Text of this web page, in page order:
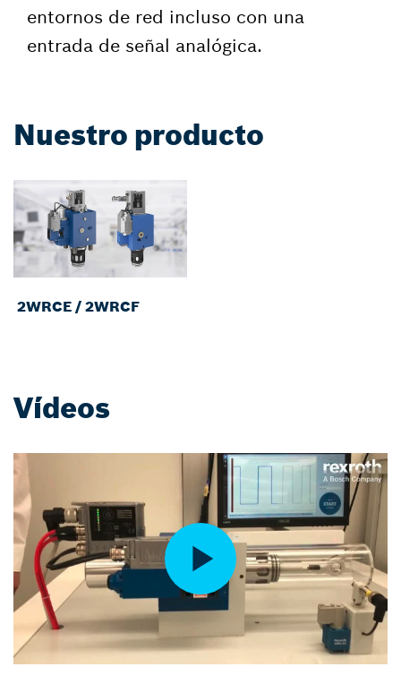
entornos de red incluso con una
entrada de señal analógica.
Nuestro producto
2WRCE / 2WRCF
Vídeos